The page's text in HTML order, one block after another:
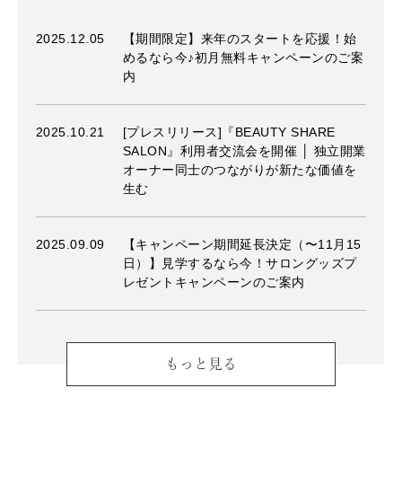
2025.12.05
【期間限定】来年のスタートを応援！始
めるなら今♪初月無料キャンペーンのご案
内
2025.10.21
[プレスリリース]『BEAUTY SHARE
SALON』利用者交流会を開催 │ 独立開業
オーナー同士のつながりが新たな価値を
生む
2025.09.09
【キャンペーン期間延長決定（〜11月15
日）】見学するなら今！サロングッズプ
レゼントキャンペーンのご案内
もっと見る